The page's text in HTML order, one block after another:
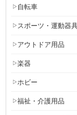
自転車
スポーツ・運動器
アウトドア用品
楽器
ホビー
福祉・介護用品